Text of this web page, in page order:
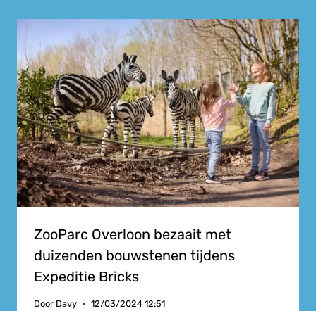
ZooParc Overloon bezaait met
duizenden bouwstenen tijdens
Expeditie Bricks
Door Davy 12/03/2024 12:51